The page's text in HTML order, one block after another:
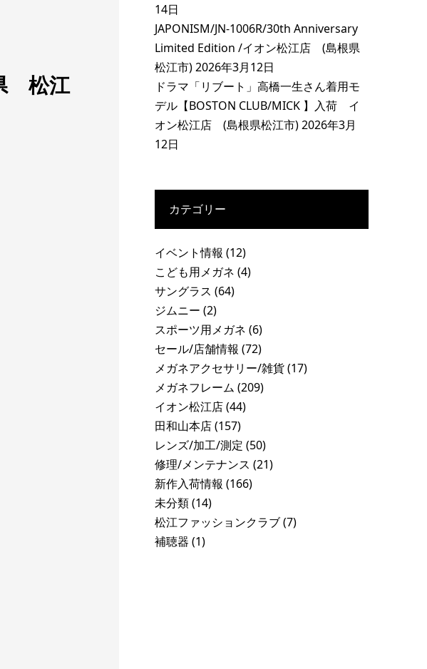
松江
14日
JAPONISM/JN-1006R/30th Anniversary
Limited Edition /イオン松江店 (島根県
松江市)2026年3月12日
ドラマ「リブート」高橋一生さん着用モ
デル【BOSTON CLUB/MICK 】入荷 イ
オン松江店 (島根県松江市)2026年3月
12日
カテゴリー
イベント情報 (12)
こども用メガネ (4)
サングラス (64)
ジムニー (2)
スポーツ用メガネ (6)
セール/店舗情報 (72)
メガネアクセサリー/雑貨(17)
メガネフレーム (209)
イオン松江店(44)
田和山本店(157)
レンズ/加工/測定 (50)
修理/メンテナンス (21)
新作入荷情報 (166)
未分類(14)
松江ファッションクラブ(7)
補聴器 (1)